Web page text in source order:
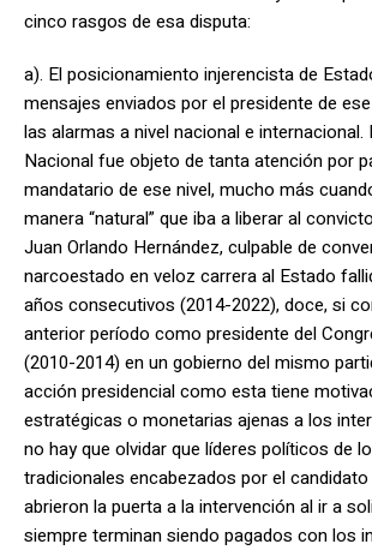
cinco rasgos de esa disputa:
a). El posicionamiento injerencista de
mensajes enviados por el presidente de
las alarmas a nivel nacional e internacional.
Nacional fue objeto de tanta atención por
mandatario de ese nivel, mucho más
manera “natural” que iba a liberar al
Juan Orlando Hernández, culpable de
narcoestado en veloz carrera al Estado
años consecutivos (2014-2022), doce, si
anterior período como presidente del
(2010-2014) en un gobierno del mismo
acción presidencial como esta tiene
estratégicas o monetarias ajenas a los
no hay que olvidar que líderes políticos de
tradicionales encabezados por el
abrieron la puerta a la intervención al ir a
siempre terminan siendo pagados con los